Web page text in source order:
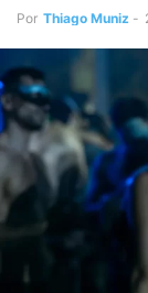
Por Thiago Muniz -